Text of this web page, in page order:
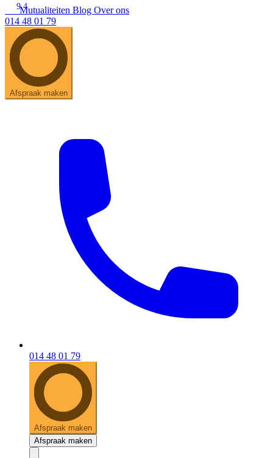
Zoeken
Snel zoeken
Hoorapparaatbatterijen
ReSound Vivia
Oticon IntentSignia Silk
9.4
Mutualiteiten Blog Over ons
014 48 01 79
Afspraak maken
014 48 01 79
Afspraak maken
Afspraak maken